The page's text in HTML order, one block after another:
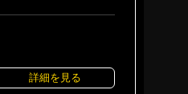
詳細を見る